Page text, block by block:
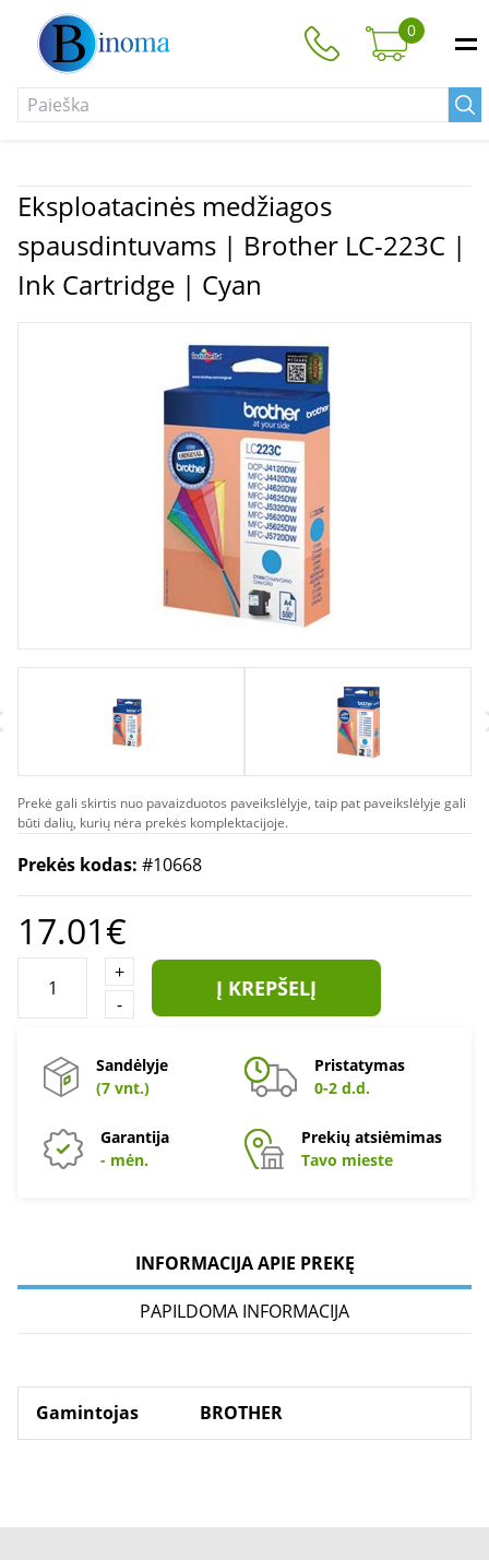
0
Eksploatacinės medžiagos
spausdintuvams | Brother LC-223C |
Ink Cartridge | Cyan
Prekė gali skirtis nuo pavaizduotos paveikslėlyje, taip pat paveikslėlyje gali
būti dalių, kurių nėra prekės komplektacijoje.
Prekės kodas: #10668
17.01€
+
-
Į KREPŠELĮ
Sandėlyje
(7 vnt.)
Pristatymas
0-2 d.d.
Garantija
- mėn.
Prekių atsiėmimas
Tavo mieste
INFORMACIJA APIE PREKĘ
PAPILDOMA INFORMACIJA
Gamintojas BROTHER